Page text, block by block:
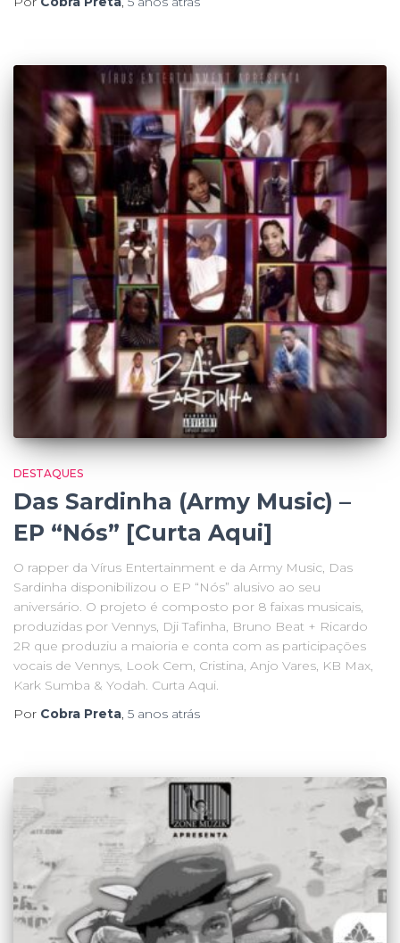
DESTAQUES
Das Sardinha (Army Music) –
EP “Nós” [Curta Aqui]
O rapper da Vírus Entertainment e da Army Music, Das
Sardinha disponibilizou o EP “Nós” alusivo ao seu
aniversário. O projeto é composto por 8 faixas musicais,
produzidas por Vennys, Dji Tafinha, Bruno Beat + Ricardo
2R que produziu a maioria e conta com as participações
vocais de Vennys, Look Cem, Cristina, Anjo Vares, KB Max,
Kark Sumba & Yodah. Curta Aqui.
Por Cobra Preta, 5 anos atrás